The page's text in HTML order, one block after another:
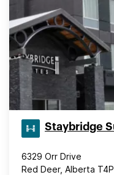
Staybridge
6329 Orr Drive
Red Deer, Alberta